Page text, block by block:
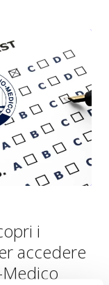
i
accedere
Medico